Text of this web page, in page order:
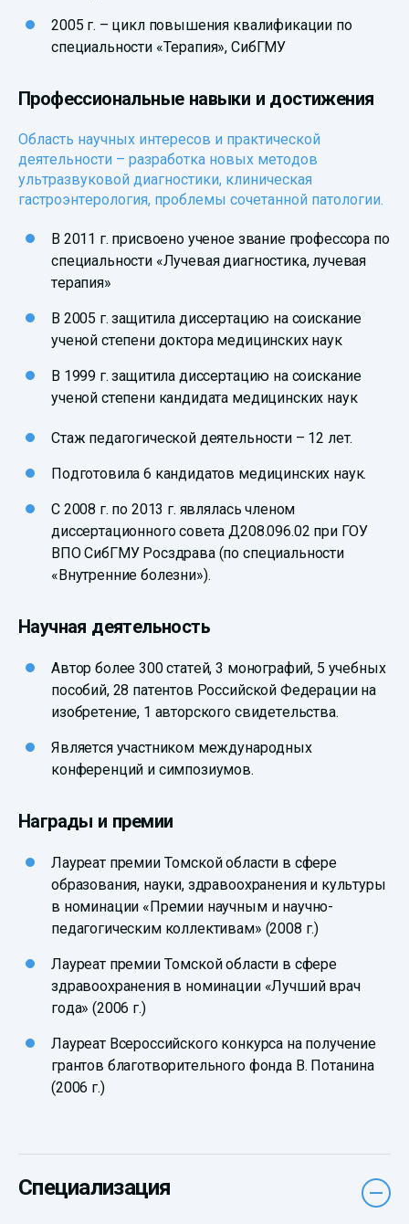
2005 г. – цикл повышения квалификации по
специальности «Терапия», СибГМУ
Профессиональные навыки и достижения
Область научных интересов и практической
деятельности – разработка новых методов
ультразвуковой диагностики, клиническая
гастроэнтерология, проблемы сочетанной патологии.
В 2011 г. присвоено ученое звание профессора по
специальности «Лучевая диагностика, лучевая
терапия»
В 2005 г. защитила диссертацию на соискание
ученой степени доктора медицинских наук
В 1999 г. защитила диссертацию на соискание
ученой степени кандидата медицинских наук
Стаж педагогической деятельности – 12 лет.
Подготовила 6 кандидатов медицинских наук.
С 2008 г. по 2013 г. являлась членом
диссертационного совета Д208.096.02 при ГОУ
ВПО СибГМУ Росздрава (по специальности
«Внутренние болезни»).
Научная деятельность
Автор более 300 статей, 3 монографий, 5 учебных
пособий, 28 патентов Российской Федерации на
изобретение, 1 авторского свидетельства.
Является участником международных
конференций и симпозиумов.
Награды и премии
Лауреат премии Томской области в сфере
образования, науки, здравоохранения и культуры
в номинации «Премии научным и научно-
педагогическим коллективам» (2008 г.)
Лауреат премии Томской области в сфере
здравоохранения в номинации «Лучший врач
года» (2006 г.)
Лауреат Всероссийского конкурса на получение
грантов благотворительного фонда В. Потанина
(2006 г.)
Специализация